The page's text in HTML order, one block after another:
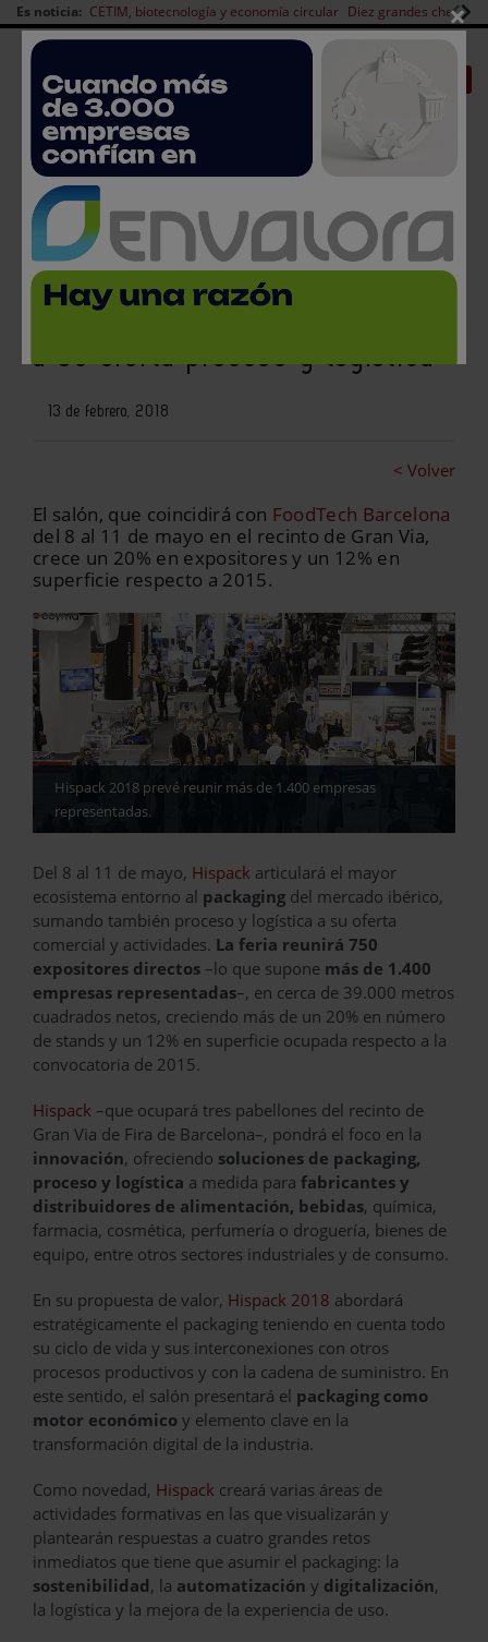
Es noticia: CETIM, biotecnología y economía circular Diez grandes chefs
Redes Sociales
Es noticia
| CANAL EMPLEO Login empresas Registro
Hispack exhibe la fuerza de la
industria del packaging y suma
a su oferta proceso y logística
13 de febrero, 2018
< Volver
El salón, que coincidirá con FoodTech Barcelona
del 8 al 11 de mayo en el recinto de Gran Via,
crece un 20% en expositores y un 12% en
superficie respecto a 2015.
Hispack 2018 prevé reunir más de 1.400 empresas
representadas.
Del 8 al 11 de mayo, Hispack articulará el mayor
ecosistema entorno al packaging del mercado ibérico,
sumando también proceso y logística a su oferta
comercial y actividades. La feria reunirá 750
expositores directos –lo que supone más de 1.400
empresas representadas–, en cerca de 39.000 metros
cuadrados netos, creciendo más de un 20% en número
de stands y un 12% en superficie ocupada respecto a la
convocatoria de 2015.
Hispack –que ocupará tres pabellones del recinto de
Gran Via de Fira de Barcelona–, pondrá el foco en la
innovación, ofreciendo soluciones de packaging,
proceso y logística a medida para fabricantes y
distribuidores de alimentación, bebidas, química,
farmacia, cosmética, perfumería o droguería, bienes de
equipo, entre otros sectores industriales y de consumo.
En su propuesta de valor, Hispack 2018 abordará
estratégicamente el packaging teniendo en cuenta todo
su ciclo de vida y sus interconexiones con otros
procesos productivos y con la cadena de suministro. En
este sentido, el salón presentará el packaging como
motor económico y elemento clave en la
transformación digital de la industria.
Como novedad, Hispack creará varias áreas de
actividades formativas en las que visualizarán y
plantearán respuestas a cuatro grandes retos
inmediatos que tiene que asumir el packaging: la
sostenibilidad, la automatización y digitalización,
la logística y la mejora de la experiencia de uso.
×